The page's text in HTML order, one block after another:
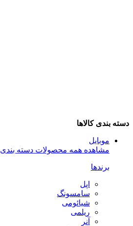
دسته بندی کالاها
موبایل
مشاهده همه محصولات دسته بندی
برندها
اپل
سامسونگ
شیائومی
ریلمی
آنر